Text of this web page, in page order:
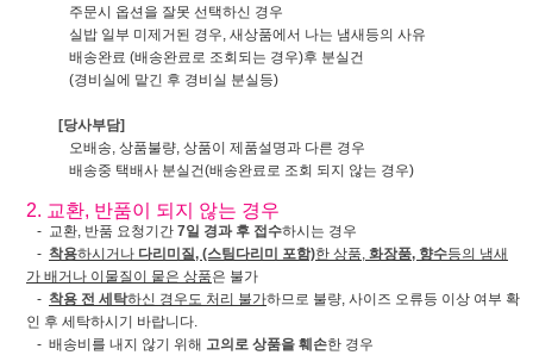
주문시 옵션을 잘못 선택하신 경우
실밥 일부 미제거된 경우, 새상품에서 나는 냄새등의 사유
배송완료 (배송완료로 조회되는 경우)후 분실건
(경비실에 맡긴 후 경비실 분실등)
[당사부담]
오배송, 상품불량, 상품이 제품설명과 다른 경우
배송중 택배사 분실건(배송완료로 조회 되지 않는 경우)
2. 교환, 반품이 되지 않는 경우
- 교환, 반품 요청기간 7일 경과 후 접수하시는 경우
- 착용하시거나 다리미질, (스팀다리미 포함)한 상품, 화장품, 향수등의 냄새
가 배거나 이물질이 뭍은 상품은 불가
- 착용 전 세탁하신 경우도 처리 불가하므로 불량, 사이즈 오류등 이상 여부 확
인 후 세탁하시기 바랍니다.
- 배송비를 내지 않기 위해 고의로 상품을 훼손한 경우